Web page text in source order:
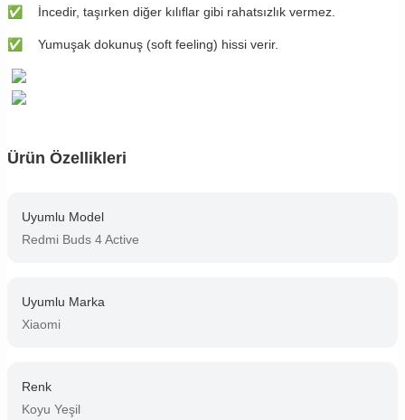
✅ İncedir, taşırken diğer kılıflar gibi rahatsızlık vermez.
✅ Yumuşak dokunuş (soft feeling) hissi verir.
Ürün Özellikleri
Uyumlu Model
Redmi Buds 4 Active
Uyumlu Marka
Xiaomi
Renk
Koyu Yeşil